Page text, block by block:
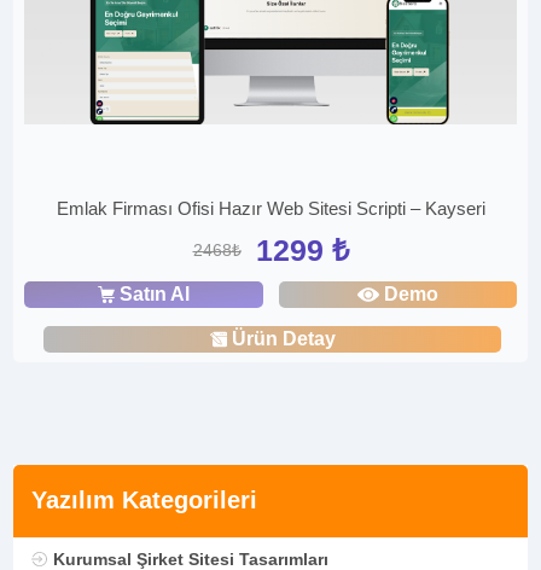
Yazılım Kategorileri
Kurumsal Şirket Sitesi Tasarımları
Emlak Firması Ofisi Hazır Web Sitesi Scripti – Kayseri
2468₺ 1299 ₺
Satın Al Demo
Ürün Detay